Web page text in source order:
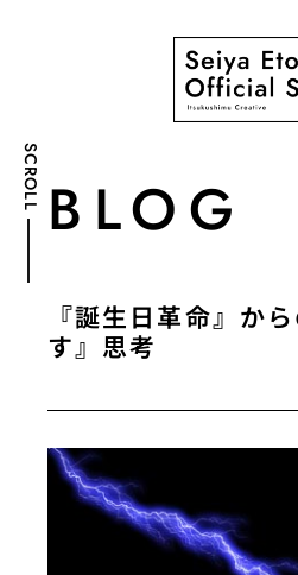
SCROLL BLOG
『誕生日革命』か
す』思考